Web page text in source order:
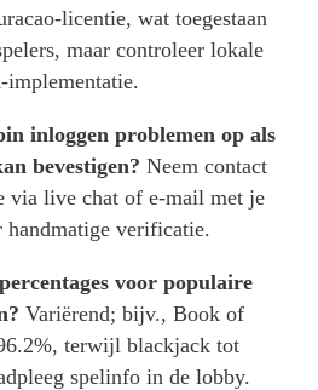
licentie, wat toegestaan
maar controleer lokale
implementatie.
inloggen problemen op als
bevestigen? Neem contact
via live chat of e-mail met je
handmatige verificatie.
voor populaire
Variërend; bijv., Book of
terwijl blackjack tot
spelinfo in de lobby.